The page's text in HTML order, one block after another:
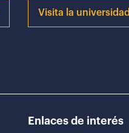
Visita la universidad
Enlaces de interés